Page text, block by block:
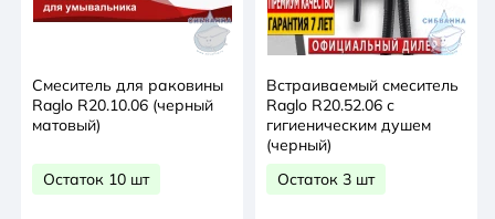
Смеситель для раковины
Raglo R20.10.06 (черный
матовый)
Остаток 10 шт
Встраиваемый смеситель
Raglo R20.52.06 с
гигиеническим душем
(черный)
Остаток 3 шт